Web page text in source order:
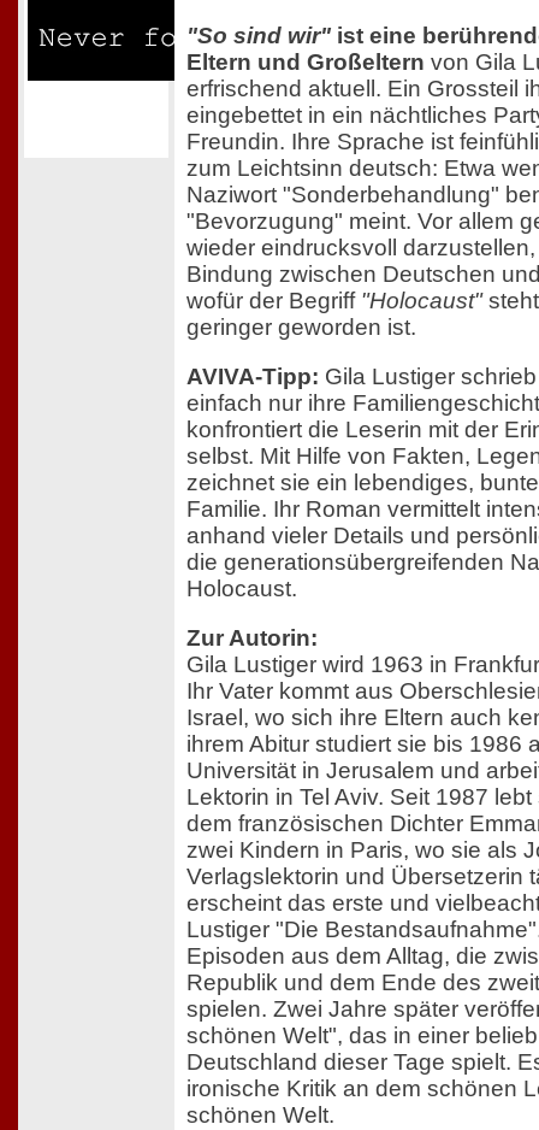
"So sind wir" ist eine
Eltern und Großeltern von Gila
erfrischend aktuell. Ein Grossteil
eingebettet in ein nächtliches
Freundin. Ihre Sprache ist
zum Leichtsinn deutsch: Etwa
Naziwort "Sonderbehandlung"
"Bevorzugung" meint. Vor allem
wieder eindrucksvoll
Bindung zwischen Deutschen
wofür der Begriff "Holocaust"
geringer geworden ist.
AVIVA-Tipp: Gila Lustiger
einfach nur ihre
konfrontiert die Leserin mit der
selbst. Mit Hilfe von Fakten,
zeichnet sie ein lebendiges,
Familie. Ihr Roman vermittelt
anhand vieler Details und
die generationsübergreifenden
Holocaust.
Zur Autorin:
Gila Lustiger wird 1963 in
Ihr Vater kommt aus
Israel, wo sich ihre Eltern auch
ihrem Abitur studiert sie bis 1986
Universität in Jerusalem und
Lektorin in Tel Aviv. Seit 1987
dem französischen Dichter
zwei Kindern in Paris, wo sie als
Verlagslektorin und Übersetzerin
erscheint das erste und
Lustiger "Die
Episoden aus dem Alltag, die
Republik und dem Ende des
spielen. Zwei Jahre später
schönen Welt", das in einer
Deutschland dieser Tage spielt.
ironische Kritik an dem schönen
schönen Welt.